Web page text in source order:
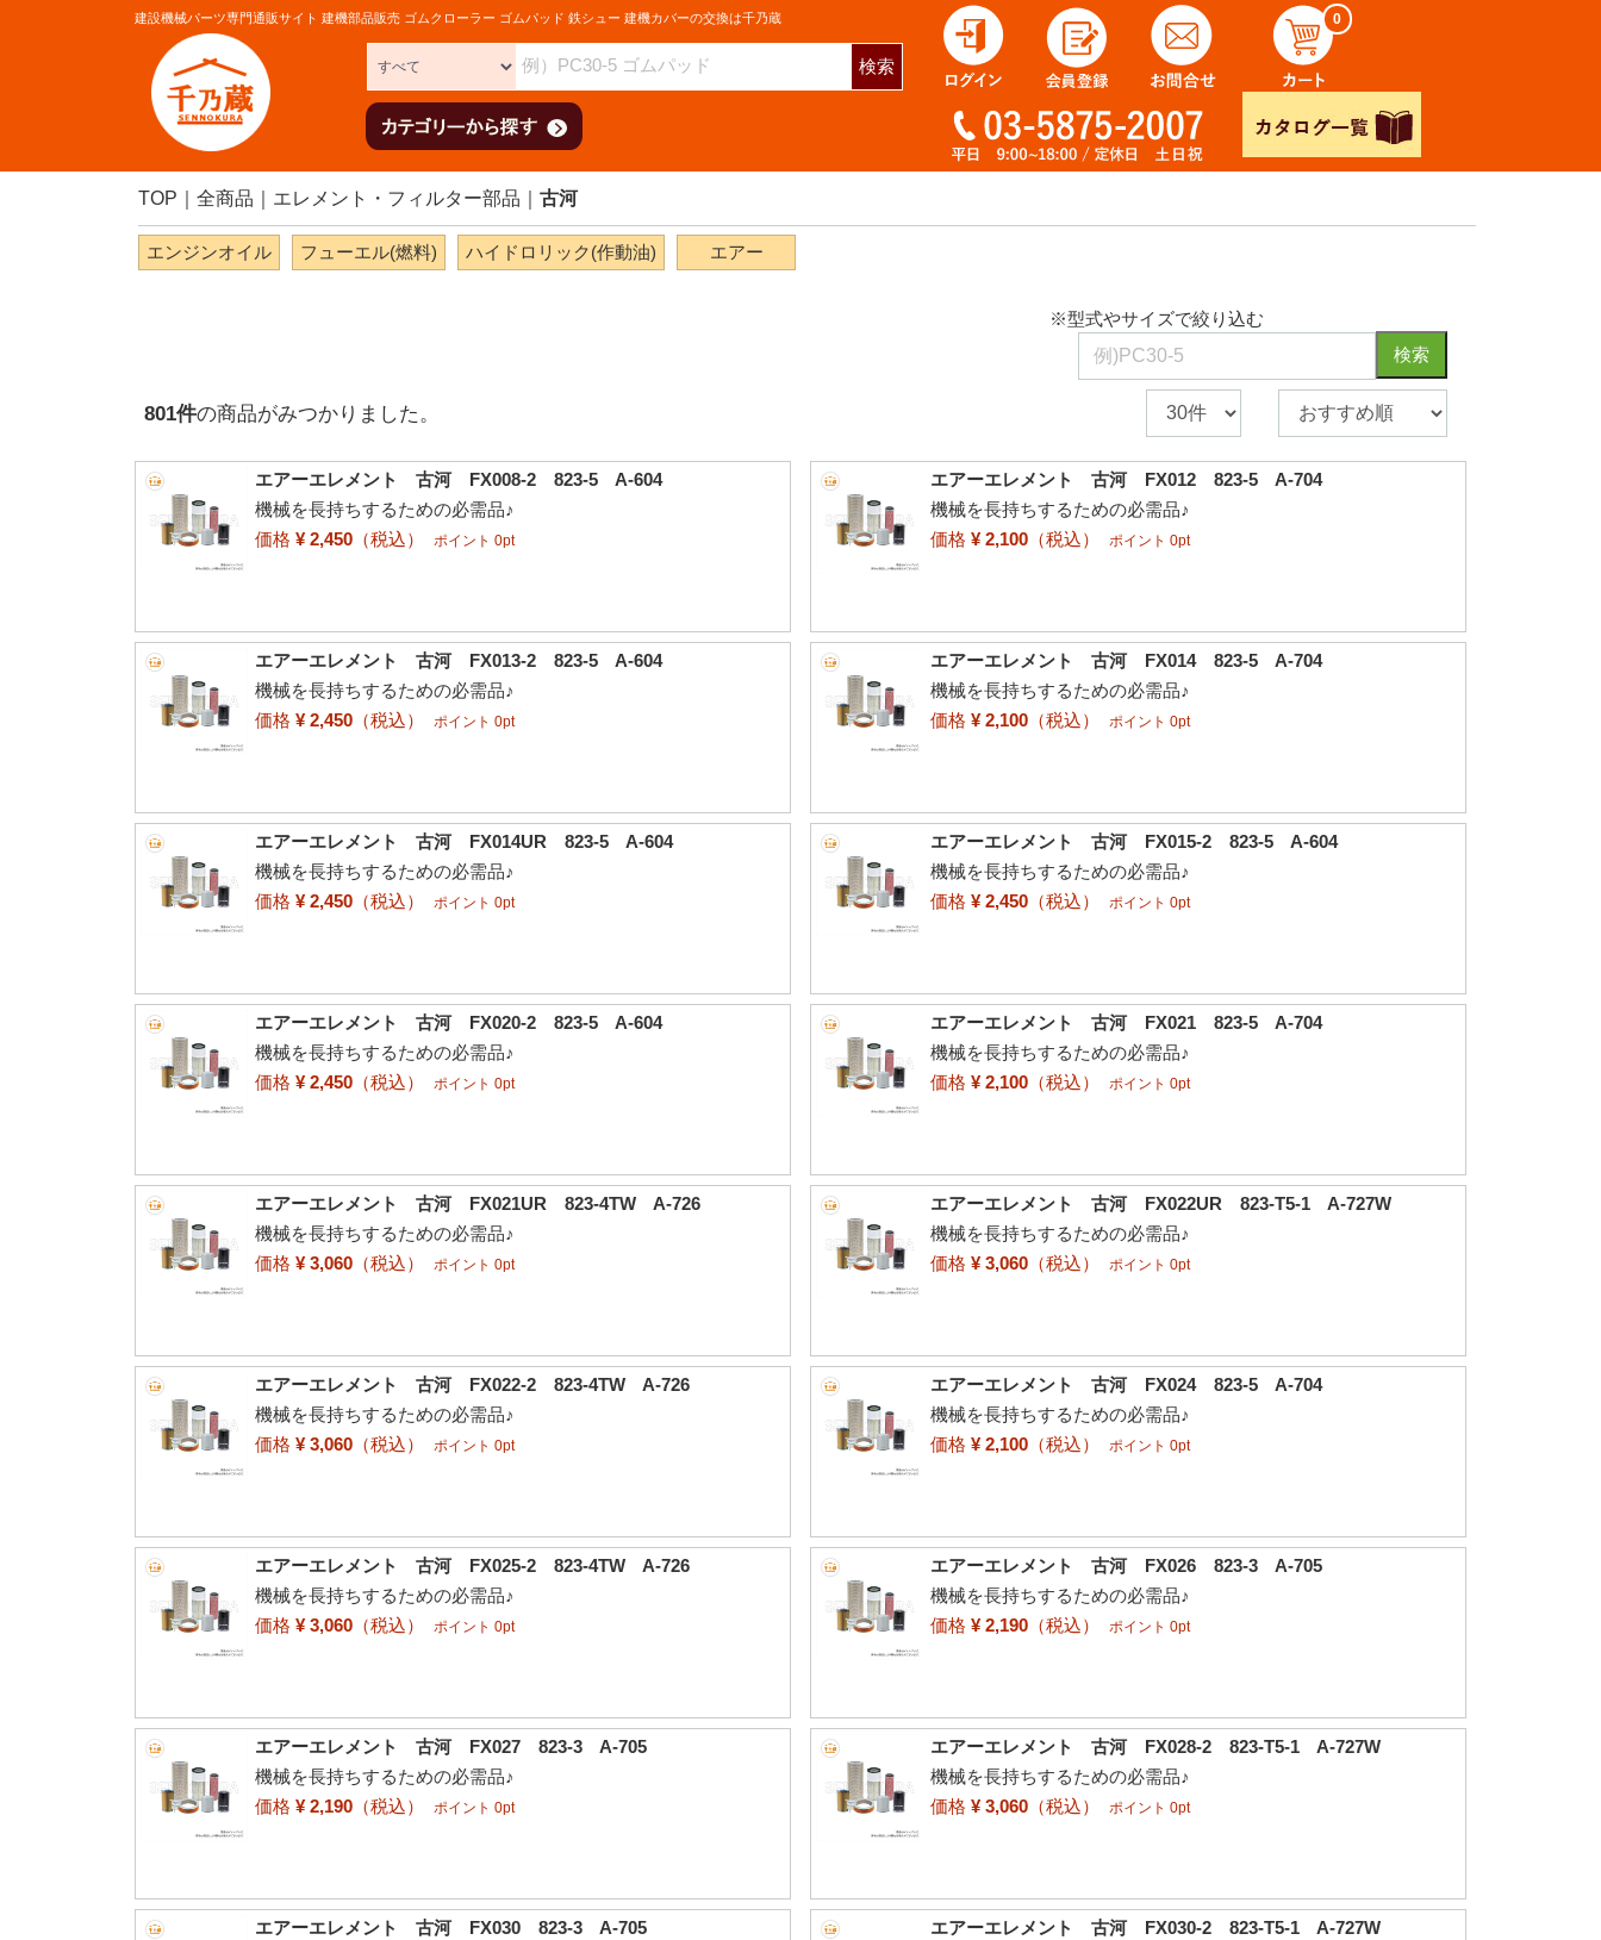
建設機械パーツ専門通販サイト 建機部品販売 ゴムクローラー ゴムパッド 鉄シュー 建機カバーの交換は千乃蔵
検索
0
TOP 全商品 エレメント・フィルター部品 古河
エンジンオイル フューエル(燃料) ハイドロリック(作動油) エアー
※型式やサイズで絞り込む
検索
801件の商品がみつかりました。
エアーエレメント 古河 FX008-2 823-5 A-604
機械を長持ちするための必需品♪
価格 ¥ 2,450 （税込） ポイント 0pt
エアーエレメント 古河 FX012 823-5 A-704
機械を長持ちするための必需品♪
価格 ¥ 2,100 （税込） ポイント 0pt
エアーエレメント 古河 FX013-2 823-5 A-604
機械を長持ちするための必需品♪
価格 ¥ 2,450 （税込） ポイント 0pt
エアーエレメント 古河 FX014 823-5 A-704
機械を長持ちするための必需品♪
価格 ¥ 2,100 （税込） ポイント 0pt
エアーエレメント 古河 FX014UR 823-5 A-604
機械を長持ちするための必需品♪
価格 ¥ 2,450 （税込） ポイント 0pt
エアーエレメント 古河 FX015-2 823-5 A-604
機械を長持ちするための必需品♪
価格 ¥ 2,450 （税込） ポイント 0pt
エアーエレメント 古河 FX020-2 823-5 A-604
機械を長持ちするための必需品♪
価格 ¥ 2,450 （税込） ポイント 0pt
エアーエレメント 古河 FX021 823-5 A-704
機械を長持ちするための必需品♪
価格 ¥ 2,100 （税込） ポイント 0pt
エアーエレメント 古河 FX021UR 823-4TW A-726
機械を長持ちするための必需品♪
価格 ¥ 3,060 （税込） ポイント 0pt
エアーエレメント 古河 FX022UR 823-T5-1 A-727W
機械を長持ちするための必需品♪
価格 ¥ 3,060 （税込） ポイント 0pt
エアーエレメント 古河 FX022-2 823-4TW A-726
機械を長持ちするための必需品♪
価格 ¥ 3,060 （税込） ポイント 0pt
エアーエレメント 古河 FX024 823-5 A-704
機械を長持ちするための必需品♪
価格 ¥ 2,100 （税込） ポイント 0pt
エアーエレメント 古河 FX025-2 823-4TW A-726
機械を長持ちするための必需品♪
価格 ¥ 3,060 （税込） ポイント 0pt
エアーエレメント 古河 FX026 823-3 A-705
機械を長持ちするための必需品♪
価格 ¥ 2,190 （税込） ポイント 0pt
エアーエレメント 古河 FX027 823-3 A-705
機械を長持ちするための必需品♪
価格 ¥ 2,190 （税込） ポイント 0pt
エアーエレメント 古河 FX028-2 823-T5-1 A-727W
機械を長持ちするための必需品♪
価格 ¥ 3,060 （税込） ポイント 0pt
エアーエレメント 古河 FX030 823-3 A-705
エアーエレメント 古河 FX030-2 823-T5-1 A-727W